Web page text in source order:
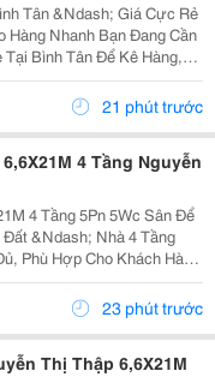
Tân &Ndash; Giá Cực Rẻ
Bạn Đang Cần
Bình Tân Để Kê Hàng,
Chuyển Nhưng Muốn
Qua Nguồn Pallet Nhựa...
21 phút trước
4 Tầng Nguyễn
4 Tầng 5Pn 5Wc Sân Để
&Ndash; Nhà 4 Tầng
Phù Hợp Cho Khách Hàng
Có Thể Khai Thác Lâu Dài
Đất 6,6 X 21M, Xây
23 phút trước
Thị Thập 6,6X21M